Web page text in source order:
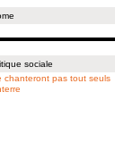
sociale
chanteront pas tout seuls